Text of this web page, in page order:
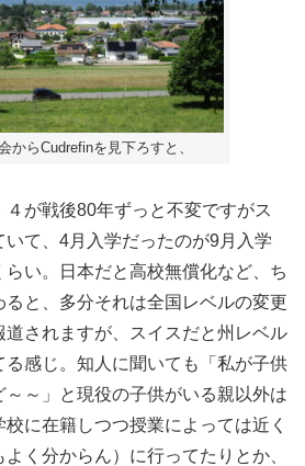
からCudrefinを見下ろすと、
４が戦後80年ずっと不変ですがス
て、4月入学だったのが9月入学
い。日本だと高校無償化など、ち
ると、多分それは全国レベルの変更
道されますが、スイスだと州レベル
る感じ。知人に聞いても「私が子供
～」と現役の子供がいる親以外は
に在籍しつつ授業によっては近く
く分からん）に行ってたりとか、